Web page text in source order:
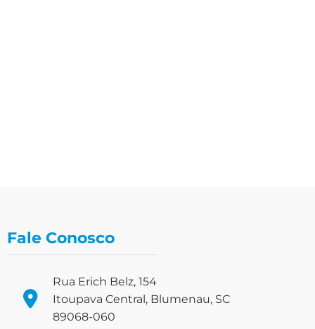
Fale Conosco
Rua Erich Belz, 154
Itoupava Central, Blumenau, SC
89068-060